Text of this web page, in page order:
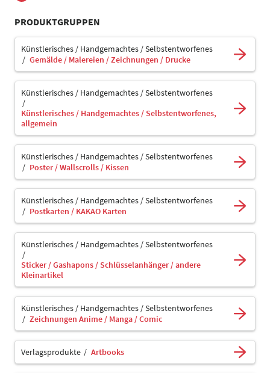
PRODUKTGRUPPEN
Künstlerisches / Handgemachtes / Selbstentworfenes
Gemälde / Malereien / Zeichnungen / Drucke
Künstlerisches / Handgemachtes / Selbstentworfenes
Künstlerisches / Handgemachtes / Selbstentworfenes,
allgemein
Künstlerisches / Handgemachtes / Selbstentworfenes
Poster / Wallscrolls / Kissen
Künstlerisches / Handgemachtes / Selbstentworfenes
Postkarten / KAKAO Karten
Künstlerisches / Handgemachtes / Selbstentworfenes
Sticker / Gashapons / Schlüsselanhänger / andere
Kleinartikel
Künstlerisches / Handgemachtes / Selbstentworfenes
Zeichnungen Anime / Manga / Comic
Verlagsprodukte Artbooks